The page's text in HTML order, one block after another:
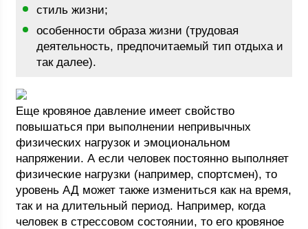
стиль жизни;
особенности образа жизни (трудовая
деятельность, предпочитаемый тип отдыха и
так далее).
Еще кровяное давление имеет свойство
повышаться при выполнении непривычных
физических нагрузок и эмоциональном
напряжении. А если человек постоянно выполняет
физические нагрузки (например, спортсмен), то
уровень АД может также измениться как на время,
так и на длительный период. Например, когда
человек в стрессовом состоянии, то его кровяное